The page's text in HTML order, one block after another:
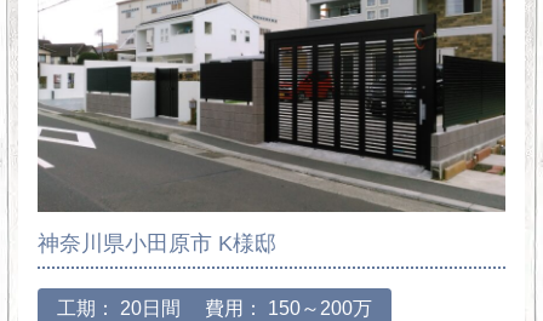
神奈川県小田原市 K様邸
工期： 20日間 費用： 150～200万